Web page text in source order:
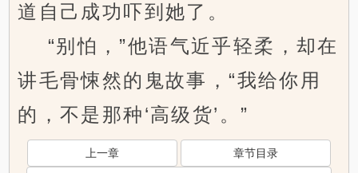
道自己成功吓到她了。
“别怕，”他语气近乎轻柔，却在
讲毛骨悚然的鬼故事，“我给你用
的，不是那种‘高级货’。”
上一章 章节目录